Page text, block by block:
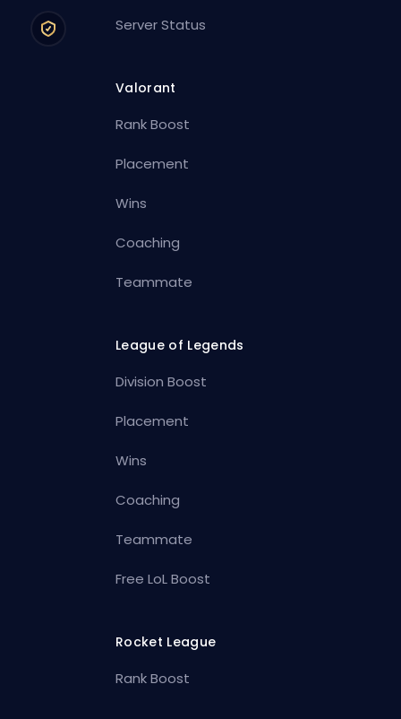
Server Status
Valorant
Rank Boost
Placement
Wins
Coaching
Teammate
League of Legends
Division Boost
Placement
Wins
Coaching
Teammate
Free LoL Boost
Rocket League
Rank Boost